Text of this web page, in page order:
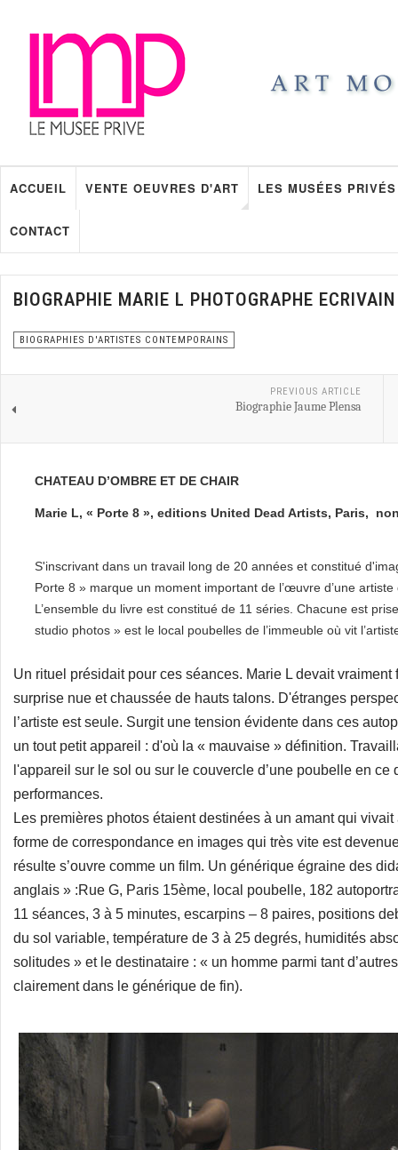
ACCUEIL VENTE OEUVRES D'ART LES MUSÉES PRIVÉS
CONTACT
BIOGRAPHIE MARIE L PHOTOGRAPHE ECRIVAIN
BIOGRAPHIES D'ARTISTES CONTEMPORAINS
PREVIOUS ARTICLE
Biographie Jaume Plensa
CHATEAU D’OMBRE ET DE CHAIR
Marie L, « Porte 8 », editions United Dead Artists, Paris,
S'inscrivant dans un travail long de 20 années et constitué
Porte 8 » marque un moment important de l’œuvre d’une
L’ensemble du livre est constitué de 11 séries. Chacune est
studio photos » est le local poubelles de l’immeuble où vit
Un rituel présidait pour ces séances. Marie L devait
surprise nue et chaussée de hauts talons. D'étranges
l’artiste est seule. Surgit une tension évidente dans ces
un tout petit appareil : d'où la « mauvaise » définition.
l'appareil sur le sol ou sur le couvercle d’une poubelle en ce
performances.
Les premières photos étaient destinées à un amant qui
forme de correspondance en images qui très vite est
résulte s’ouvre comme un film. Un générique égraine des
anglais » :Rue G, Paris 15ème, local poubelle, 182
11 séances, 3 à 5 minutes, escarpins – 8 paires, positions
du sol variable, température de 3 à 25 degrés, humidités
solitudes » et le destinataire : « un homme parmi tant
clairement dans le générique de fin).